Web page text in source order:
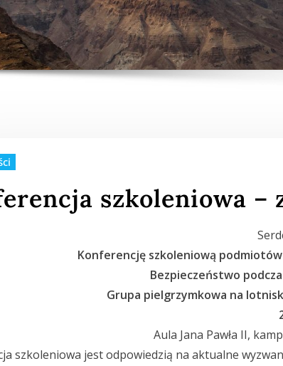
szkoleniowa –
Konferencję szkoleniową
Bezpieczeństwo
Grupa pielgrzymkowa na
Aula Jana Pawła II,
szkoleniowa jest odpowiedzią na aktualne